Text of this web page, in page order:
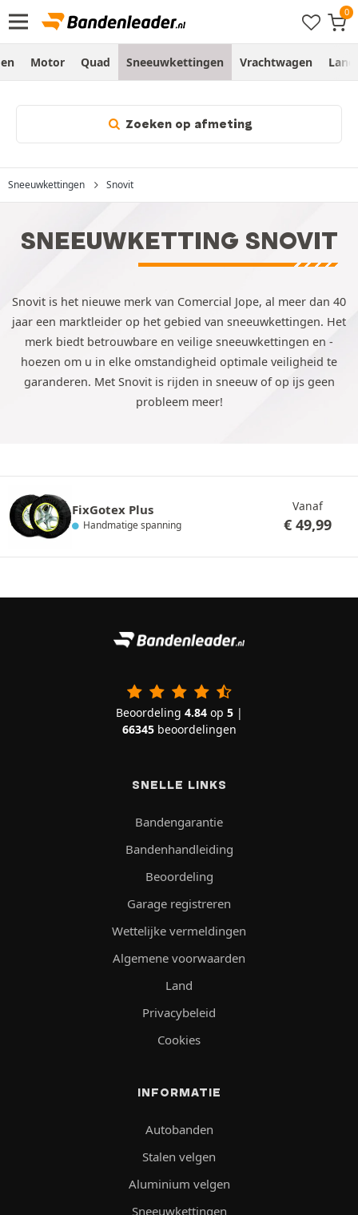
Motor Quad Sneeuwkettingen Vrachtwagen
Zoeken op afmeting
Sneeuwkettingen Snovit
SNEEUWKETTING SNOVIT
Snovit is het nieuwe merk van Comercial Jope, al meer dan 40
jaar een marktleider op het gebied van sneeuwkettingen. Het
merk biedt betrouwbare en veilige sneeuwkettingen en -
hoezen om u in elke omstandigheid optimale veiligheid te
garanderen. Met Snovit is rijden in sneeuw of op ijs geen
probleem meer!
FixGotex Plus
Handmatige spanning
Vanaf
€ 49,99
Beoordeling 4.84op 5|
66345beoordelingen
SNELLE LINKS
Bandengarantie
Bandenhandleiding
Beoordeling
Garage registreren
Wettelijke vermeldingen
Algemene voorwaarden
Land
Privacybeleid
Cookies
INFORMATIE
Autobanden
Stalen velgen
Aluminium velgen
Sneeuwkettingen